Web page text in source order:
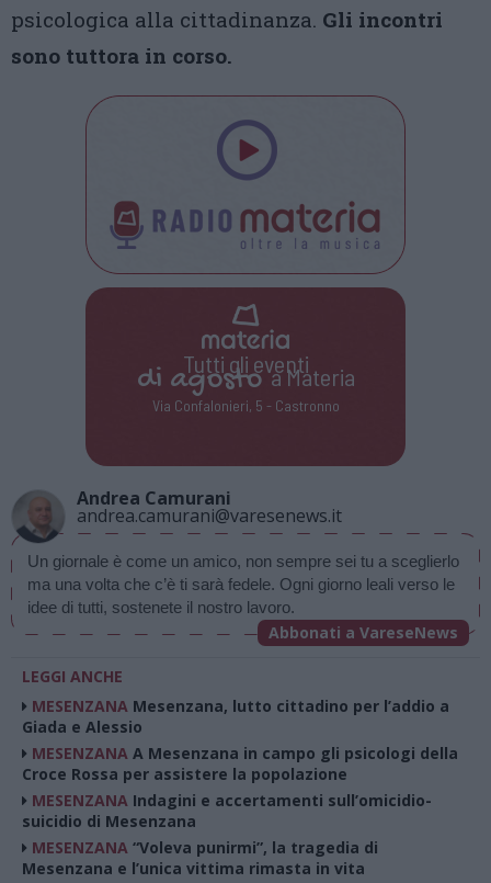
psicologica alla cittadinanza. Gli incontri
sono tuttora in corso.
Tutti gli eventi
di agostoa Materia
Via Confalonieri, 5 - Castronno
Andrea Camurani
andrea.camurani@varesenews.it
Un giornale è come un amico, non sempre sei tu a sceglierlo
ma una volta che c’è ti sarà fedele. Ogni giorno leali verso le
idee di tutti, sostenete il nostro lavoro.
Abbonati a VareseNews
LEGGI ANCHE
MESENZANA Mesenzana, lutto cittadino per l’addio a
Giada e Alessio
MESENZANA A Mesenzana in campo gli psicologi della
Croce Rossa per assistere la popolazione
MESENZANA Indagini e accertamenti sull’omicidio-
suicidio di Mesenzana
MESENZANA “Voleva punirmi”, la tragedia di
Mesenzana e l’unica vittima rimasta in vita